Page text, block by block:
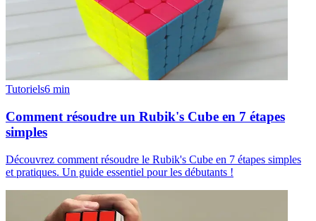
Tutoriels6 min
Comment résoudre un Rubik's Cube en 7 étapes
simples
Découvrez comment résoudre le Rubik's Cube en 7 étapes simples
et pratiques. Un guide essentiel pour les débutants !